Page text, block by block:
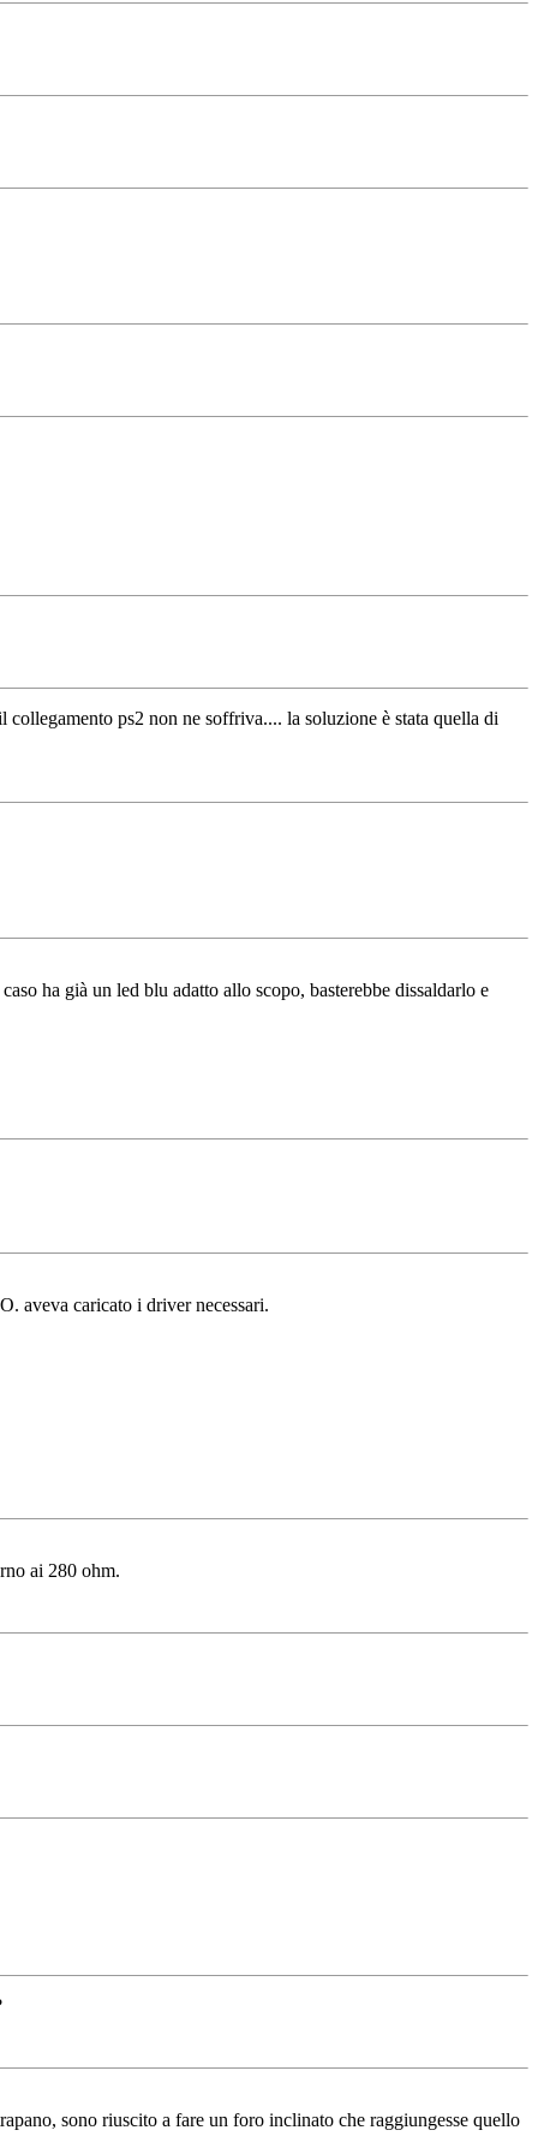
ps2 non ne soffriva.... la soluzione è stata quella di
ha già un led blu adatto allo scopo, basterebbe dissaldarlo e
aveva caricato i driver necessari.
ai 280 ohm.
sono riuscito a fare un foro inclinato che raggiungesse quello